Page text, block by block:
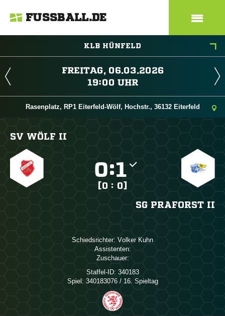
FUSSBALL.DE
KLB HÜNFELD
 
 
Rasenplatz, RP1 Eiterfeld-Wölf, Hochstr., 36132 Eiterfeld
SV WÖLF II
:
[0 : 0]
SG PRAFORST II
Schiedsrichter:  
Assistenten:
Zuschauer:
Staffel-ID: 340183
Spiel: 340183076 / 16. Spieltag